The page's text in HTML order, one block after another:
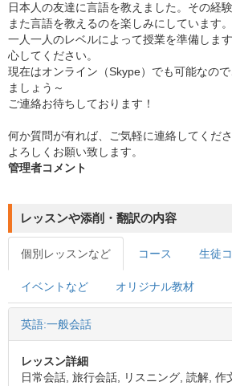
日本人の友達に言語を教えました。その経
また言語を教えるのを楽しみにしています。
一人一人のレベルによって授業を準備しま
心してください。
現在はオンライン（Skype）でも可能なの
ましょう～
ご連絡お待ちしております！
何か質問が有れば、ご気軽に連絡してくださ
よろしくお願い致します。
管理者コメント
レッスンや添削・翻訳の内容
個別レッスンなど コース 生徒
イベントなど オリジナル教材
英語:一般会話
レッスン詳細
日常会話, 旅行会話, リスニング, 読解, 作